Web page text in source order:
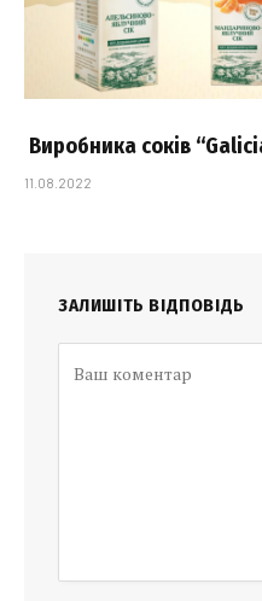
Виробника соків
11.08.2022
ЗАЛИШІТЬ ВІДПОВІДЬ